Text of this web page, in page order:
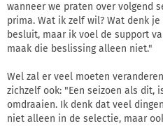
wanneer we praten over volgend
prima. Wat ik zelf wil? Wat denk
besluit, maar ik voel de support
maak die beslissing alleen niet."
Wel zal er veel moeten
zichzelf ook: "Een seizoen als dit,
omdraaien. Ik denk dat veel
niet alleen in de selectie, maar